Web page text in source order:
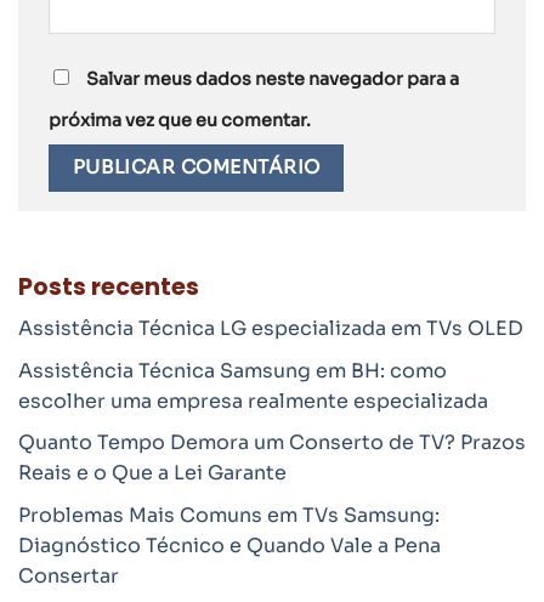
Salvar meus dados neste navegador para a
próxima vez que eu comentar.
Posts recentes
Assistência Técnica LG especializada em TVs OLED
Assistência Técnica Samsung em BH: como
escolher uma empresa realmente especializada
Quanto Tempo Demora um Conserto de TV? Prazos
Reais e o Que a Lei Garante
Problemas Mais Comuns em TVs Samsung:
Diagnóstico Técnico e Quando Vale a Pena
Consertar